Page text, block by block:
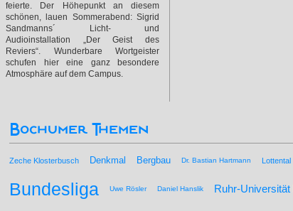
feierte. Der Höhepunkt an diesem
schönen, lauen Sommerabend: Sigrid
Sandmanns´ Licht- und
Audioinstallation „Der Geist des
Reviers“. Wunderbare Wortgeister
schufen hier eine ganz besondere
Atmosphäre auf dem Campus.
Bochumer Themen
Zeche Klosterbusch Denkmal Bergbau Dr. Bastian Hartmann Lottental
Bundesliga Uwe Rösler Daniel Hanslik Ruhr-